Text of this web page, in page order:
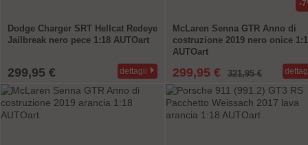
Dodge Charger SRT Hellcat Redeye
Jailbreak nero pece 1:18 AUTOart
299,95 € dettagli
-
McLaren Senna GTR Anno di
costruzione 2019 nero onice
AUTOart
299,95 € 321,95 €